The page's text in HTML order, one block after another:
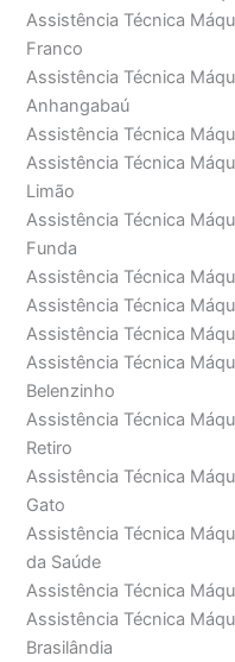
Assistência Técnica
Franco
Assistência Técnica
Anhangabaú
Assistência Técnica
Assistência Técnica
Limão
Assistência Técnica
Funda
Assistência Técnica
Assistência Técnica
Assistência Técnica
Assistência Técnica
Belenzinho
Assistência Técnica
Retiro
Assistência Técnica
Gato
Assistência Técnica
da Saúde
Assistência Técnica
Assistência Técnica
Brasilândia